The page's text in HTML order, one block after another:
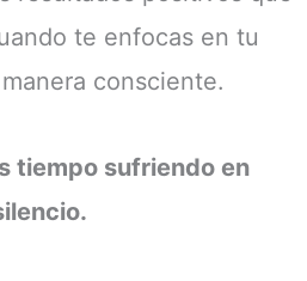
te enfocas en tu
consciente.
tiempo sufriendo en